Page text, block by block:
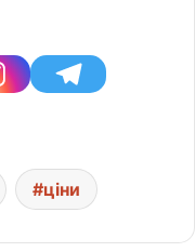
ціни